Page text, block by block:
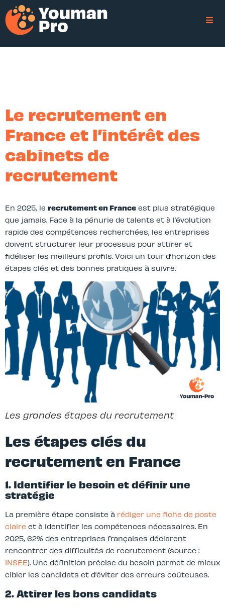
Le recrutement en
France et l’intérêt des
cabinets de
recrutement
En 2025, le recrutement en France est plus stratégique
que jamais. Face à la pénurie de talents et à l’évolution
rapide des compétences recherchées, les entreprises
doivent structurer leur processus pour attirer et
fidéliser les meilleurs profils. Voici un tour d’horizon des
étapes clés et des bonnes pratiques à suivre.
Les grandes étapes du recrutement
Les étapes clés du
recrutement en France
1. Identifier le besoin et définir une
stratégie
La première étape consiste à rédiger une fiche de poste
claire et à identifier les compétences nécessaires. En
2025, 62% des entreprises françaises déclarent
rencontrer des difficultés de recrutement (source :
INSEE). Une définition précise du besoin permet de mieux
cibler les candidats et d’éviter des erreurs coûteuses.
2. Attirer les bons candidats